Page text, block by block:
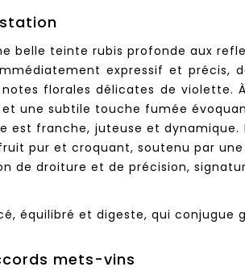
belle teinte rubis profonde aux
expressif et
florales délicates de violette.
et une subtile touche fumée
est franche, juteuse et
pur et croquant, soutenu par
de droiture et de précision,
équilibré et digeste, qui
mets-vins